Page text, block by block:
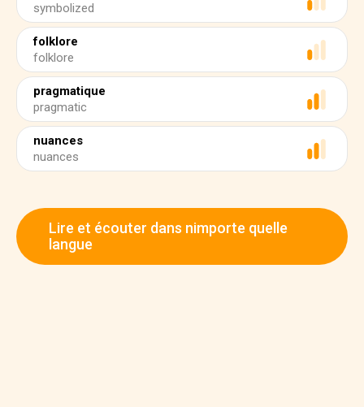
symbolized
folklore
folklore
pragmatique
pragmatic
nuances
nuances
Lire et écouter dans nimporte quelle
langue